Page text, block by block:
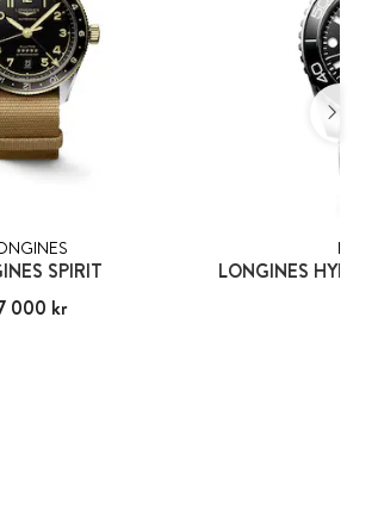
SPIRIT
57 000 kr
000 kr